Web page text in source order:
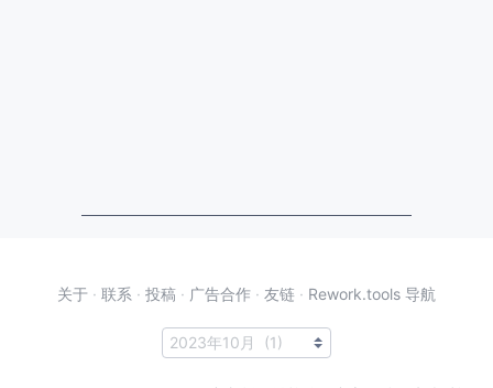
关于 · 联系 · 投稿 · 广告合作 · 友链 · Rework.tools 导航